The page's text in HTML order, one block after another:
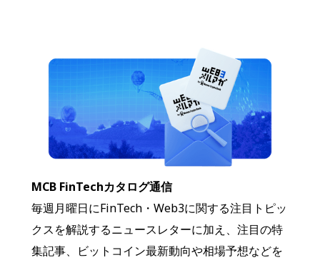
MCB FinTechカタログ通信
毎週月曜日にFinTech・Web3に関する注目トピッ
クスを解説するニュースレターに加え、注目の特
集記事、ビットコイン最新動向や相場予想などを